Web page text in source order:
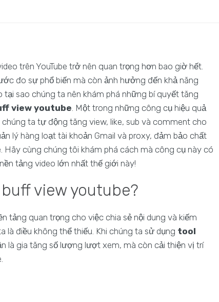
trên YouTube trở nên quan trọng hơn bao giờ hết.
đo sự phổ biến mà còn ảnh hưởng đến khả năng
sao chúng ta nên khám phá những bí quyết tăng
view youtube. Một trong những công cụ hiệu quả
ta tự động tăng view, like, sub và comment cho
lý hàng loạt tài khoản Gmail và proxy, đảm bảo chất
cùng chúng tôi khám phá cách mà công cụ này có
tảng video lớn nhất thế giới này!
view youtube?
tảng quan trọng cho việc chia sẻ nội dung và kiếm
điều không thể thiếu. Khi chúng ta sử dụng tool
là gia tăng số lượng lượt xem, mà còn cải thiện vị trí